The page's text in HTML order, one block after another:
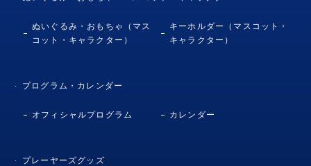
ぬいぐるみ・おもちゃ（マス
コット・キャラクター）
キーホルダー（マスコット・
キャラクター）
プログラム・カレンダー
オフィシャルプログラム カレンダー
プレーヤーズグッズ